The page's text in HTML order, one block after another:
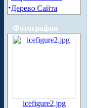
·Дерево Сайта
Фотографии
icefigure2.jpg